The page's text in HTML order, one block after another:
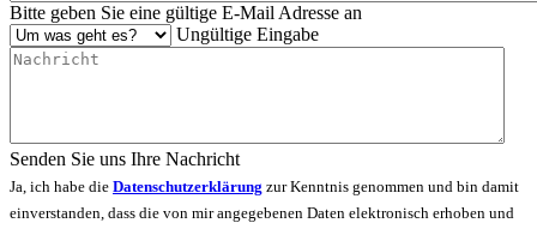
Bitte geben Sie eine gültige E-Mail Adresse an
Ungültige Eingabe
Senden Sie uns Ihre Nachricht
Ja, ich habe die Datenschutzerklärung zur Kenntnis genommen und bin damit
einverstanden, dass die von mir angegebenen Daten elektronisch erhoben und